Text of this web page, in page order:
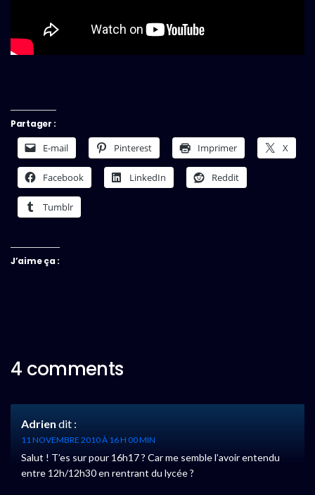
Partager :
E-mail Pinterest Imprimer X
Facebook LinkedIn Reddit
Tumblr
J’aime ça :
4 comments
Adrien dit :
11 NOVEMBRE 2010 À 16 H 00 MIN
Salut ! T’es sur pour 16h17 ? Car me semble l’avoir entendu
entre 12h/12h30 en rentrant du lycée ?